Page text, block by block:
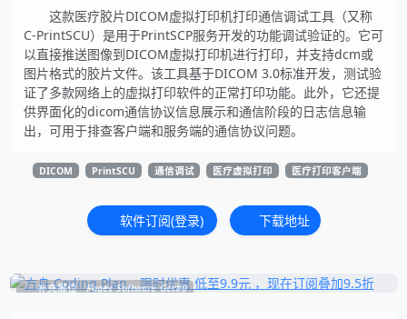
这款医疗胶片DICOM虚拟打印机打印通信调试工具（又称
C-PrintSCU）是用于PrintSCP服务开发的功能调试验证的。它可
以直接推送图像到DICOM虚拟打印机进行打印，并支持dcm或
图片格式的胶片文件。该工具基于DICOM 3.0标准开发，测试验
证了多款网络上的虚拟打印软件的正常打印功能。此外，它还提
供界面化的dicom通信协议信息展示和通信阶段的日志信息输
出，可用于排查客户端和服务端的通信协议问题。
DICOM PrintSCU 通信调试 医疗虚拟打印 医疗打印客户端
软件订阅(登录) 下载地址
补充展位 Pages_Software_Get#0